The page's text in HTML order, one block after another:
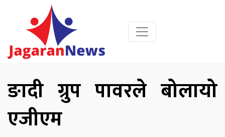
ङादी ग्रुप पावरले बोलायो
एजीएम